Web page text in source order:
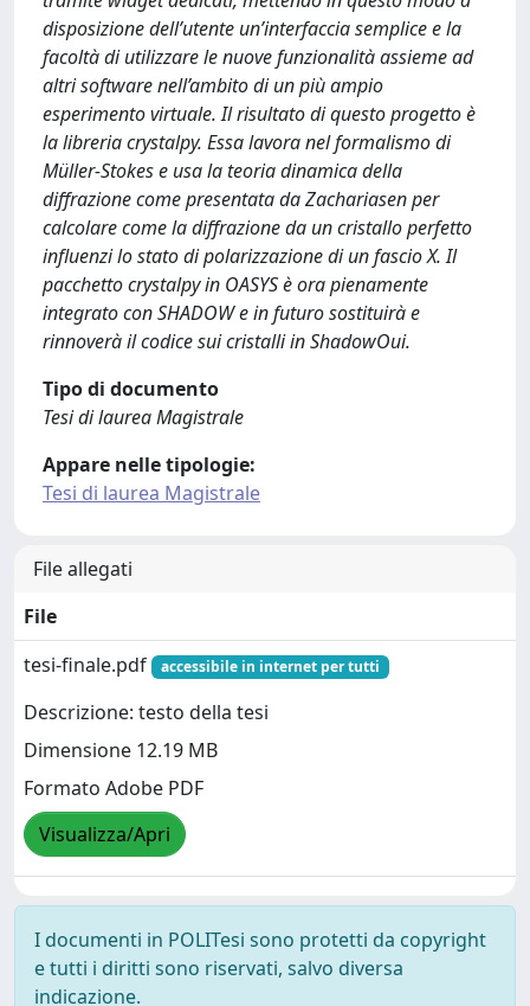
disposizione dell’utente un’interfaccia semplice e la
facoltà di utilizzare le nuove funzionalità assieme ad
altri software nell’ambito di un più ampio
esperimento virtuale. Il risultato di questo progetto è
la libreria crystalpy. Essa lavora nel formalismo di
Müller-Stokes e usa la teoria dinamica della
diﬀrazione come presentata da Zachariasen per
calcolare come la diﬀrazione da un cristallo perfetto
inﬂuenzi lo stato di polarizzazione di un fascio X. Il
pacchetto crystalpy in OASYS è ora pienamente
integrato con SHADOW e in futuro sostituirà e
rinnoverà il codice sui cristalli in ShadowOui.
Tipo di documento
Tesi di laurea Magistrale
Appare nelle tipologie:
Tesi di laurea Magistrale
File allegati
File
tesi-finale.pdf
accessibile in internet per tutti
Descrizione: testo della tesi
Dimensione 12.19 MB
Formato Adobe PDF
Visualizza/Apri
I documenti in POLITesi sono protetti da copyright
e tutti i diritti sono riservati, salvo diversa
indicazione.